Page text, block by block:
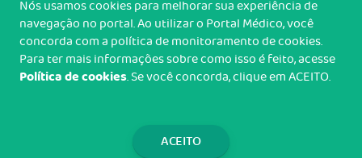
Telefone: (86) 3216 6100
Email: protocolo@crmpi.org.br
Rua Goiás, nº 991, Ilhotas, Teresina/PI - CEP: 64014-055
Copyright CRM-PI. Todos os direitos reservados.
Nós usamos cookies para melhorar sua experiência de
navegação no portal. Ao utilizar o Portal Médico, você
concorda com a política de monitoramento de cookies.
Para ter mais informações sobre como isso é feito, acesse
Política de cookies. Se você concorda, clique em ACEITO.
ACEITO